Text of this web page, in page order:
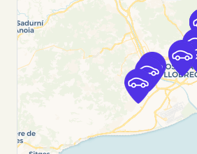
Hospitalet de Llobregat (L'), 8907
Free2Move Rent - S&YOU
Badal - Barcelona (D)
Barcelona, 8014